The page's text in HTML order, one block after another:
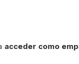
acceder como